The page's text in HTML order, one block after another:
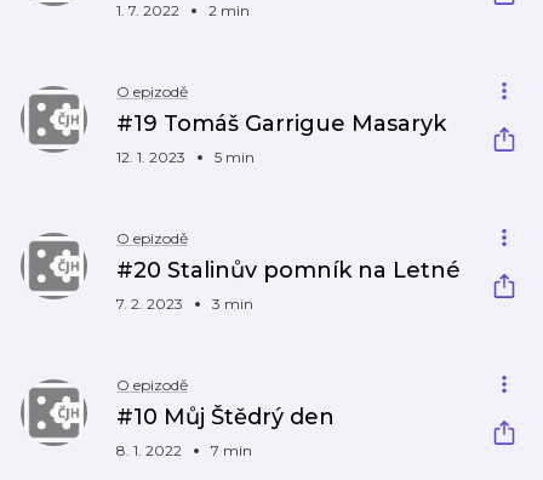
1. 7. 2022 2 min
O epizodě
#19 Tomáš Garrigue Masaryk
12. 1. 2023 5 min
O epizodě
#20 Stalinův pomník na Letné
7. 2. 2023 3 min
O epizodě
#10 Můj Štědrý den
8. 1. 2022 7 min